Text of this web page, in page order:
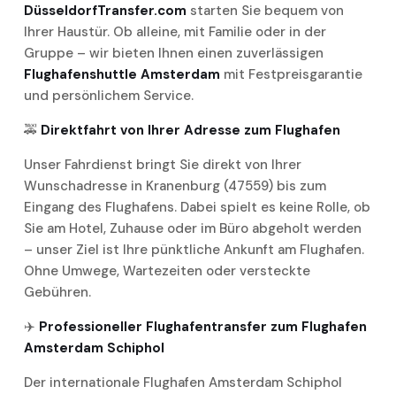
DüsseldorfTransfer.com starten Sie bequem von
Ihrer Haustür. Ob alleine, mit Familie oder in der
Gruppe – wir bieten Ihnen einen zuverlässigen
Flughafenshuttle Amsterdam mit Festpreisgarantie
und persönlichem Service.
🚕 Direktfahrt von Ihrer Adresse zum Flughafen
Unser Fahrdienst bringt Sie direkt von Ihrer
Wunschadresse in Kranenburg (47559) bis zum
Eingang des Flughafens. Dabei spielt es keine Rolle, ob
Sie am Hotel, Zuhause oder im Büro abgeholt werden
– unser Ziel ist Ihre pünktliche Ankunft am Flughafen.
Ohne Umwege, Wartezeiten oder versteckte
Gebühren.
✈️ Professioneller Flughafentransfer zum Flughafen
Amsterdam Schiphol
Der internationale Flughafen Amsterdam Schiphol